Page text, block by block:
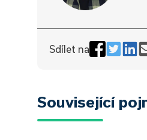
Sdílet na
Související